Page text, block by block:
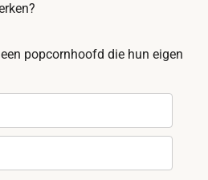
popcornhoofd die hun eigen